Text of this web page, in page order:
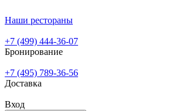
Наши рестораны
+7 (499) 444-36-07
Бронирование
+7 (495) 789-36-56
Доставка
Вход